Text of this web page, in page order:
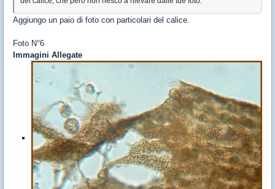
Aggiungo un paio di foto con particolari del calice.
Foto N°6
Immagini Allegate